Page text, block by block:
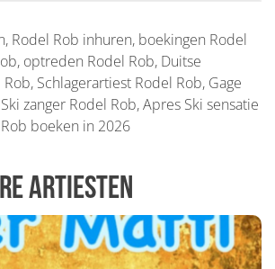
Rodel Rob inhuren, boekingen Rodel
optreden Rodel Rob, Duitse
Schlagerartiest Rodel Rob, Gage
zanger Rodel Rob, Apres Ski sensatie
boeken in 2026
artiesten